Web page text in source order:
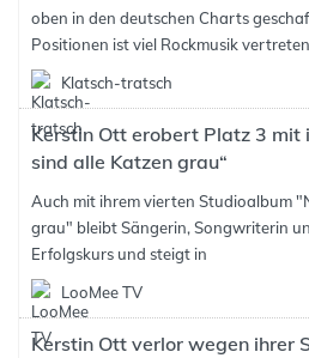
oben in den deutschen Charts
Positionen ist viel Rockmusik
Klatsch-tratsch
Kerstin Ott erobert Platz 3 mit
sind alle Katzen grau“
Auch mit ihrem vierten Studioalbum
grau" bleibt Sängerin, Songwriterin
Erfolgskurs und steigt in
LooMee TV
Kerstin Ott verlor wegen ihrer